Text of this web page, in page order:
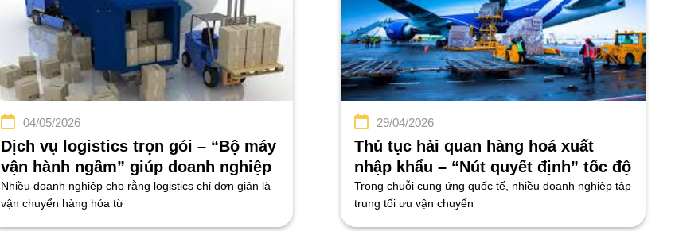
Dịch vụ logistics trọn gói – “Bộ máy
vận hành ngầm” giúp doanh nghiệp
tăng trưởng bền vững
04/05/2026
Nhiều doanh nghiệp cho rằng logistics chỉ đơn giản là
vận chuyển hàng hóa từ
Thủ tục hải quan hàng hoá xuất
nhập khẩu – “Nút quyết định” tốc độ
và chi phí logistics
29/04/2026
Trong chuỗi cung ứng quốc tế, nhiều doanh nghiệp tập
trung tối ưu vận chuyển